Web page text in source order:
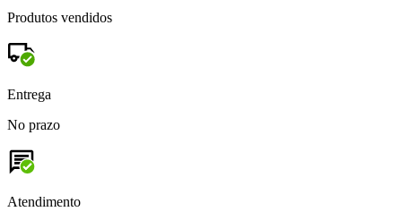
Produtos vendidos
Entrega
No prazo
Atendimento